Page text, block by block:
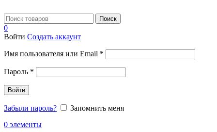
Поиск
0
Войти Создать аккаунт
Имя пользователя или Email *
Пароль *
Войти
Забыли пароль?
Запомнить меня
0 элементы